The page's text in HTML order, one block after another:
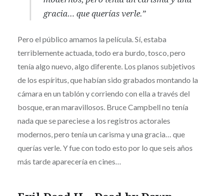
gracia… que querías verle.”
Pero el público amamos la película. Sí, estaba
terriblemente actuada, todo era burdo, tosco, pero
tenía algo nuevo, algo diferente. Los planos subjetivos
de los espíritus, que habían sido grabados montando la
cámara en un tablón y corriendo con ella a través del
bosque, eran maravillosos. Bruce Campbell no tenía
nada que se pareciese a los registros actorales
modernos, pero tenía un carisma y una gracia… que
querías verle. Y fue con todo esto por lo que seis años
más tarde aparecería en cines…